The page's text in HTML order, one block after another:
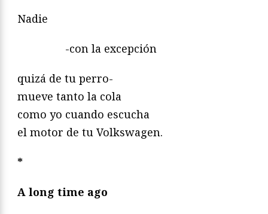
Nadie
-con la excepción
quizá de tu perro-
mueve tanto la cola
como yo cuando escucha
el motor de tu Volkswagen.
*
A long time ago